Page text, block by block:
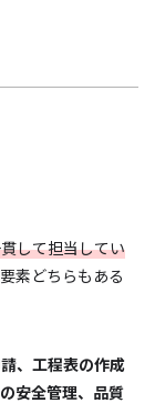
して担当してい
素どちらもある
、工程表の作成
安全管理、品質